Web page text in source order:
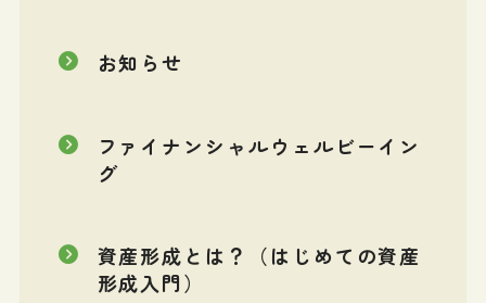
お知らせ
ファイナンシャルウェルビーイン
グ
資産形成とは？（はじめての資産
形成入門）